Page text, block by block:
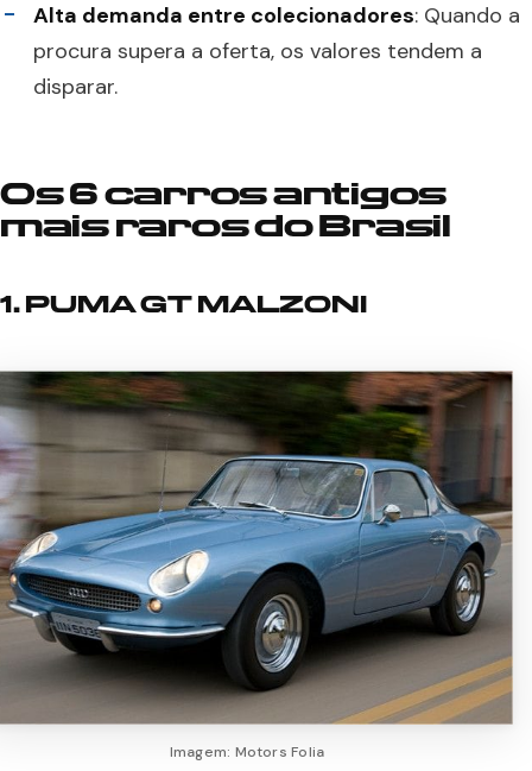
Alta demanda entre colecionadores: Quando a
procura supera a oferta, os valores tendem a
disparar.
Os 6 carros antigos
mais raros do Brasil
1. PUMA GT MALZONI
Imagem: Motors Folia